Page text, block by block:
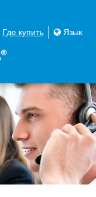
Где купить Язык